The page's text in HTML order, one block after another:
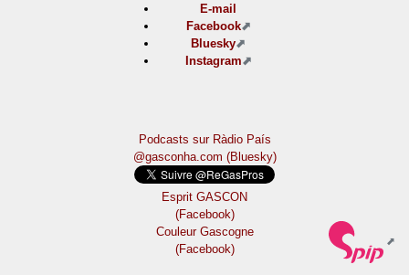
E-mail
Facebook
Bluesky
Instagram
Podcasts sur Ràdio País
@gasconha.com (Bluesky)
Esprit GASCON
(Facebook)
Couleur Gascogne
(Facebook)